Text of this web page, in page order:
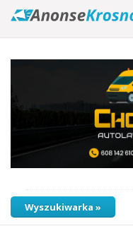
Wyszukiwarka »